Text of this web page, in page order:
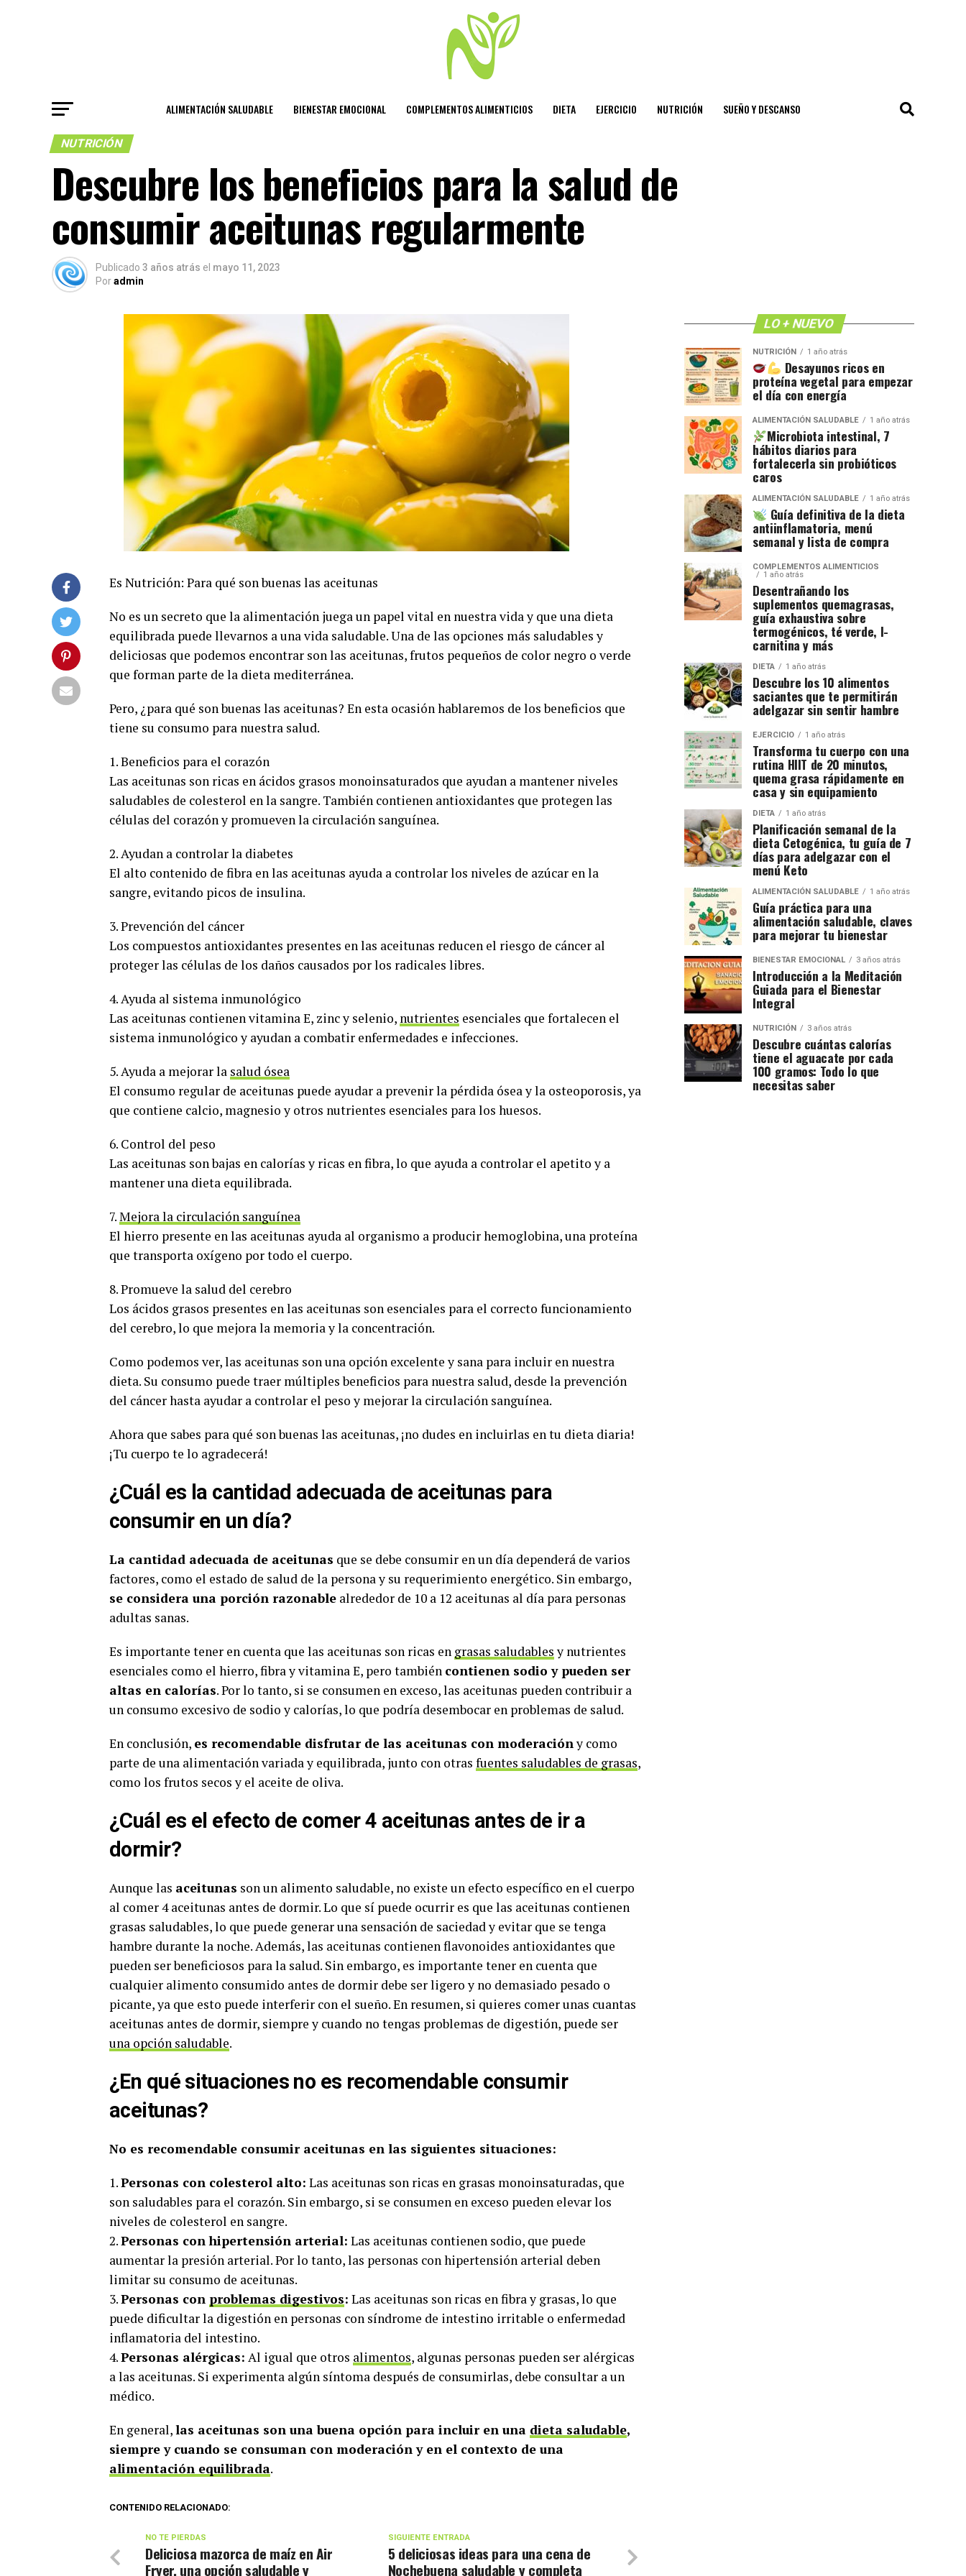
ALIMENTACIÓN SALUDABLE BIENESTAR EMOCIONAL COMPLEMENTOS ALIMENTICIOS DIETA EJERCICIO NUTRICIÓN SUEÑO Y DESCANSO
NUTRICIÓN
Descubre los beneficios para la salud de
consumir aceitunas regularmente
Publicado 3 años atrás el mayo 11, 2023
Poradmin
Es Nutrición: Para qué son buenas las aceitunas
No es un secreto que la alimentación juega un papel vital en nuestra vida y que una dieta
equilibrada puede llevarnos a una vida saludable. Una de las opciones más saludables y
deliciosas que podemos encontrar son las aceitunas, frutos pequeños de color negro o verde
que forman parte de la dieta mediterránea.
Pero, ¿para qué son buenas las aceitunas? En esta ocasión hablaremos de los beneficios que
tiene su consumo para nuestra salud.
1. Beneficios para el corazón
Las aceitunas son ricas en ácidos grasos monoinsaturados que ayudan a mantener niveles
saludables de colesterol en la sangre. También contienen antioxidantes que protegen las
células del corazón y promueven la circulación sanguínea.
2. Ayudan a controlar la diabetes
El alto contenido de fibra en las aceitunas ayuda a controlar los niveles de azúcar en la
sangre, evitando picos de insulina.
3. Prevención del cáncer
Los compuestos antioxidantes presentes en las aceitunas reducen el riesgo de cáncer al
proteger las células de los daños causados por los radicales libres.
4. Ayuda al sistema inmunológico
Las aceitunas contienen vitamina E, zinc y selenio, nutrientes esenciales que fortalecen el
sistema inmunológico y ayudan a combatir enfermedades e infecciones.
5. Ayuda a mejorar la salud ósea
El consumo regular de aceitunas puede ayudar a prevenir la pérdida ósea y la osteoporosis, ya
que contiene calcio, magnesio y otros nutrientes esenciales para los huesos.
6. Control del peso
Las aceitunas son bajas en calorías y ricas en fibra, lo que ayuda a controlar el apetito y a
mantener una dieta equilibrada.
7.Mejora la circulación sanguínea
El hierro presente en las aceitunas ayuda al organismo a producir hemoglobina, una proteína
que transporta oxígeno por todo el cuerpo.
8. Promueve la salud del cerebro
Los ácidos grasos presentes en las aceitunas son esenciales para el correcto funcionamiento
del cerebro, lo que mejora la memoria y la concentración.
Como podemos ver, las aceitunas son una opción excelente y sana para incluir en nuestra
dieta. Su consumo puede traer múltiples beneficios para nuestra salud, desde la prevención
del cáncer hasta ayudar a controlar el peso y mejorar la circulación sanguínea.
Ahora que sabes para qué son buenas las aceitunas, ¡no dudes en incluirlas en tu dieta diaria!
¡Tu cuerpo te lo agradecerá!
¿Cuál es la cantidad adecuada de aceitunas para
consumir en un día?
La cantidad adecuada de aceitunas que se debe consumir en un día dependerá de varios
factores, como el estado de salud de la persona y su requerimiento energético. Sin embargo,
se considera una porción razonable alrededor de 10 a 12 aceitunas al día para personas
adultas sanas.
Es importante tener en cuenta que las aceitunas son ricas en grasas saludablesy nutrientes
esenciales como el hierro, fibra y vitamina E, pero también contienen sodio y pueden ser
altas en calorías. Por lo tanto, si se consumen en exceso, las aceitunas pueden contribuir a
un consumo excesivo de sodio y calorías, lo que podría desembocar en problemas de salud.
En conclusión, es recomendable disfrutar de las aceitunas con moderacióny como
parte de una alimentación variada y equilibrada, junto con otras fuentes saludables de grasas,
como los frutos secos y el aceite de oliva.
¿Cuál es el efecto de comer 4 aceitunas antes de ir a
dormir?
Aunque las aceitunas son un alimento saludable, no existe un efecto específico en el cuerpo
al comer 4 aceitunas antes de dormir. Lo que sí puede ocurrir es que las aceitunas contienen
grasas saludables, lo que puede generar una sensación de saciedad y evitar que se tenga
hambre durante la noche. Además, las aceitunas contienen flavonoides antioxidantes que
pueden ser beneficiosos para la salud. Sin embargo, es importante tener en cuenta que
cualquier alimento consumido antes de dormir debe ser ligero y no demasiado pesado o
picante, ya que esto puede interferir con el sueño. En resumen, si quieres comer unas cuantas
aceitunas antes de dormir, siempre y cuando no tengas problemas de digestión, puede ser
una opción saludable.
¿En qué situaciones no es recomendable consumir
aceitunas?
No es recomendable consumir aceitunas en las siguientes situaciones:
1.Personas con colesterol alto: Las aceitunas son ricas en grasas monoinsaturadas, que
son saludables para el corazón. Sin embargo, si se consumen en exceso pueden elevar los
niveles de colesterol en sangre.
2.Personas con hipertensión arterial: Las aceitunas contienen sodio, que puede
aumentar la presión arterial. Por lo tanto, las personas con hipertensión arterial deben
limitar su consumo de aceitunas.
3.Personas con problemas digestivos: Las aceitunas son ricas en fibra y grasas, lo que
puede dificultar la digestión en personas con síndrome de intestino irritable o enfermedad
inflamatoria del intestino.
4.Personas alérgicas: Al igual que otros alimentos, algunas personas pueden ser alérgicas
a las aceitunas. Si experimenta algún síntoma después de consumirlas, debe consultar a un
médico.
En general,las aceitunas son una buena opción para incluir en una dieta saludable,
siempre y cuando se consuman con moderación y en el contexto de una
alimentación equilibrada.
CONTENIDO RELACIONADO:
SIGUIENTE ENTRADA
5 deliciosas ideas para una cena de
Nochebuena saludable y completa
NO TE PIERDAS
Deliciosa mazorca de maíz en Air
Fryer, una opción saludable y
LO + NUEVO
NUTRICIÓN 1 año atrás
Desayunos ricos en
proteína vegetal para empezar
el día con energía
ALIMENTACIÓN SALUDABLE 1 año atrás
Microbiota intestinal, 7
hábitos diarios para
fortalecerla sin probióticos
caros
ALIMENTACIÓN SALUDABLE 1 año atrás
Guía definitiva de la dieta
antiinflamatoria, menú
semanal y lista de compra
COMPLEMENTOS ALIMENTICIOS
1 año atrás
Desentrañando los
suplementos quemagrasas,
guía exhaustiva sobre
termogénicos, té verde, l-
carnitina y más
DIETA 1 año atrás
Descubre los 10 alimentos
saciantes que te permitirán
adelgazar sin sentir hambre
EJERCICIO 1 año atrás
Transforma tu cuerpo con una
rutina HIIT de 20 minutos,
quema grasa rápidamente en
casa y sin equipamiento
DIETA 1 año atrás
Planificación semanal de la
dieta Cetogénica, tu guía de 7
días para adelgazar con el
menú Keto
ALIMENTACIÓN SALUDABLE 1 año atrás
Guía práctica para una
alimentación saludable, claves
para mejorar tu bienestar
BIENESTAR EMOCIONAL 3 años atrás
Introducción a la Meditación
Guiada para el Bienestar
Integral
NUTRICIÓN 3 años atrás
Descubre cuántas calorías
tiene el aguacate por cada
100 gramos: Todo lo que
necesitas saber